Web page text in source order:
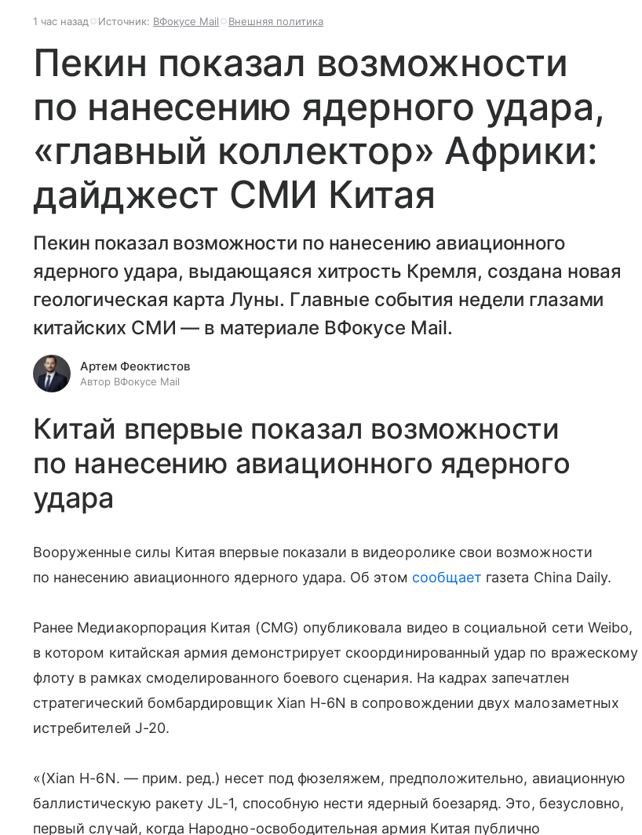
1 час назад Источник: ВФокусе Mail Внешняя политика
Пекин показал возможности
по нанесению ядерного удара,
«главный коллектор» Африки:
дайджест СМИ Китая
Пекин показал возможности по нанесению авиационного
ядерного удара, выдающаяся хитрость Кремля, создана новая
геологическая карта Луны. Главные события недели глазами
китайских СМИ — в материале ВФокусе Mail.
Артем Феоктистов
Автор ВФокусе Mail
Китай впервые показал возможности
по нанесению авиационного ядерного
удара
Вооруженные силы Китая впервые показали в видеоролике свои возможности
по нанесению авиационного ядерного удара. Об этом сообщает газета China Daily.
Ранее Медиакорпорация Китая (CMG) опубликовала видео в социальной сети Weibo,
в котором китайская армия демонстрирует скоординированный удар по вражескому
флоту в рамках смоделированного боевого сценария. На кадрах запечатлен
стратегический бомбардировщик Xian H-6N в сопровождении двух малозаметных
истребителей J-20.
«(Xian H-6N. — прим. ред.) несет под фюзеляжем, предположительно, авиационную
баллистическую ракету JL-1, способную нести ядерный боезаряд. Это, безусловно,
первый случай, когда Народно-освободительная армия Китая публично